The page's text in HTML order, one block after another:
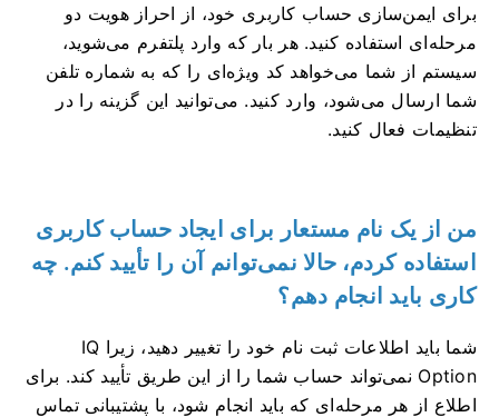
برای ایمن‌سازی حساب کاربری خود، از احراز هویت دو
مرحله‌ای استفاده کنید. هر بار که وارد پلتفرم می‌شوید،
سیستم از شما می‌خواهد کد ویژه‌ای را که به شماره تلفن
شما ارسال می‌شود، وارد کنید. می‌توانید این گزینه را در
تنظیمات فعال کنید.
من از یک نام مستعار برای ایجاد حساب کاربری
استفاده کردم، حالا نمی‌توانم آن را تأیید کنم. چه
کاری باید انجام دهم؟
شما باید اطلاعات ثبت نام خود را تغییر دهید، زیرا IQ
Option نمی‌تواند حساب شما را از این طریق تأیید کند. برای
اطلاع از هر مرحله‌ای که باید انجام شود، با پشتیبانی تماس